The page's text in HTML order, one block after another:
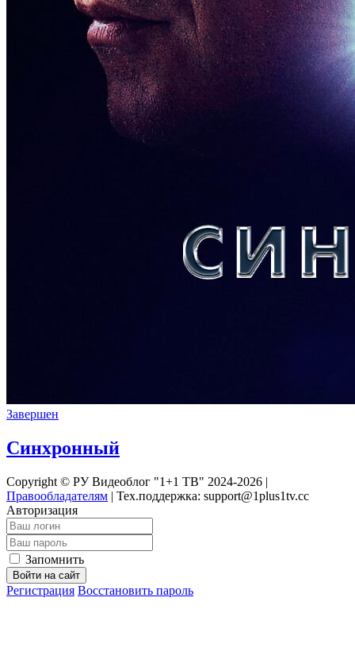
Завершен
Синхронный
Copyright © РУ Видеоблог "1+1 ТВ" 2024-2026 |
Правообладателям | Тех.поддержка: support@1plus1tv.cc
Авторизация
Запомнить
Войти на сайт
Регистрация Восстановить пароль